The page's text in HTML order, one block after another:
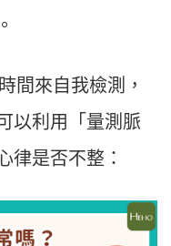
間來⾃我檢測，
以利⽤「量測脈
律是否不整：